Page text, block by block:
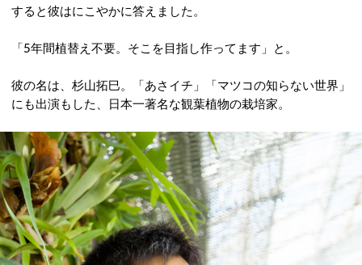
すると彼はにこやかに答えました。
「5年間植替え不要。そこを目指し作ってます」と。
彼の名は、杉山拓巳。「あさイチ」「マツコの知らない世界」
にも出演もした、日本一著名な観葉植物の栽培家。